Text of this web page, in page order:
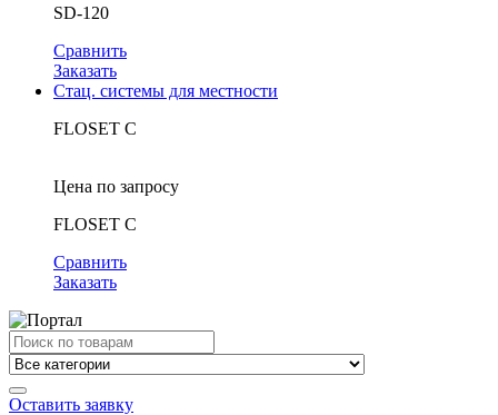
SD-120
Сравнить
Заказать
Стац. системы для местности
FLOSET С
Цена по запросу
FLOSET С
Сравнить
Заказать
Search
for:
Оставить заявку